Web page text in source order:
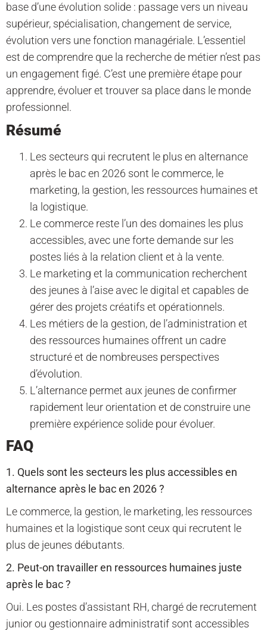
base d’une évolution solide : passage vers un niveau
supérieur, spécialisation, changement de service,
évolution vers une fonction managériale. L’essentiel
est de comprendre que la recherche de métier n’est pas
un engagement figé. C’est une première étape pour
apprendre, évoluer et trouver sa place dans le monde
professionnel.
Résumé
Les secteurs qui recrutent le plus en alternance
après le bac en 2026 sont le commerce, le
marketing, la gestion, les ressources humaines et
la logistique.
Le commerce reste l’un des domaines les plus
accessibles, avec une forte demande sur les
postes liés à la relation client et à la vente.
Le marketing et la communication recherchent
des jeunes à l’aise avec le digital et capables de
gérer des projets créatifs et opérationnels.
Les métiers de la gestion, de l’administration et
des ressources humaines offrent un cadre
structuré et de nombreuses perspectives
d’évolution.
L’alternance permet aux jeunes de confirmer
rapidement leur orientation et de construire une
première expérience solide pour évoluer.
FAQ
1. Quels sont les secteurs les plus accessibles en
alternance après le bac en 2026 ?
Le commerce, la gestion, le marketing, les ressources
humaines et la logistique sont ceux qui recrutent le
plus de jeunes débutants.
2. Peut-on travailler en ressources humaines juste
après le bac ?
Oui. Les postes d’assistant RH, chargé de recrutement
junior ou gestionnaire administratif sont accessibles